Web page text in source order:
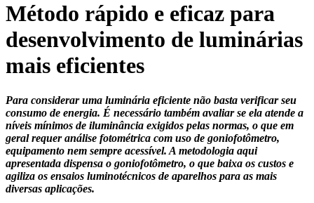
Método rápido e eficaz para
desenvolvimento de luminárias
mais eficientes
Para considerar uma luminária eficiente não basta verificar seu
consumo de energia. É necessário também avaliar se ela atende a
níveis mínimos de iluminância exigidos pelas normas, o que em
geral requer análise fotométrica com uso de goniofotômetro,
equipamento nem sempre acessível. A metodologia aqui
apresentada dispensa o goniofotômetro, o que baixa os custos e
agiliza os ensaios luminotécnicos de aparelhos para as mais
diversas aplicações.